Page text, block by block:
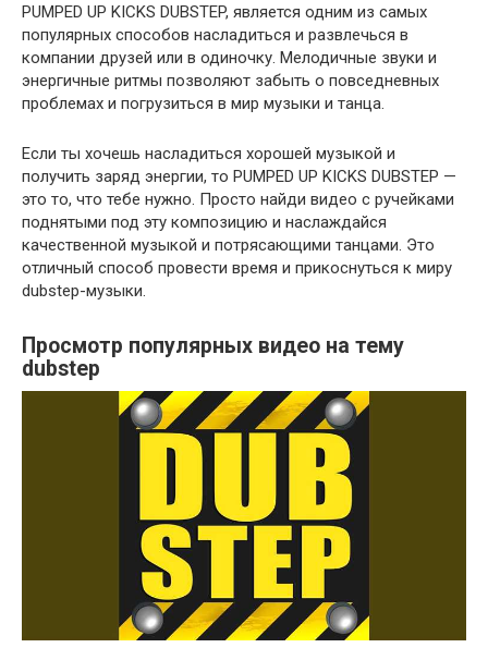
PUMPED UP KICKS DUBSTEP, является одним из самых
популярных способов насладиться и развлечься в
компании друзей или в одиночку. Мелодичные звуки и
энергичные ритмы позволяют забыть о повседневных
проблемах и погрузиться в мир музыки и танца.
Если ты хочешь насладиться хорошей музыкой и
получить заряд энергии, то PUMPED UP KICKS DUBSTEP —
это то, что тебе нужно. Просто найди видео с ручейками
поднятыми под эту композицию и наслаждайся
качественной музыкой и потрясающими танцами. Это
отличный способ провести время и прикоснуться к миру
dubstep-музыки.
Просмотр популярных видео на тему
dubstep